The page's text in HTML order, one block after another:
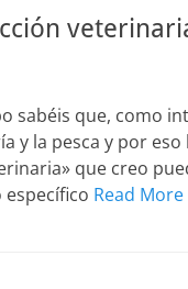
sabéis que, como
y la pesca y por
que creo
Read